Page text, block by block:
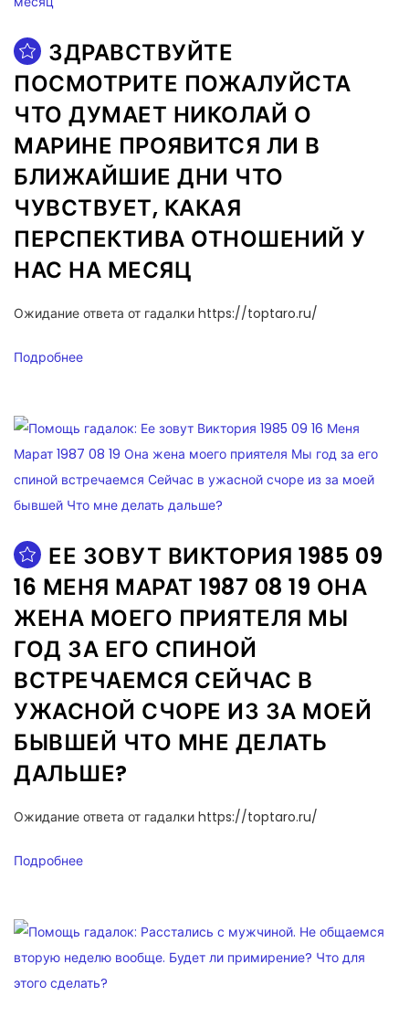
ЗДРАВСТВУЙТЕ
ПОСМОТРИТЕ ПОЖАЛУЙСТА
ЧТО ДУМАЕТ НИКОЛАЙ О
МАРИНЕ ПРОЯВИТСЯ ЛИ В
БЛИЖАЙШИЕ ДНИ ЧТО
ЧУВСТВУЕТ, КАКАЯ
ПЕРСПЕКТИВА ОТНОШЕНИЙ У
НАС НА МЕСЯЦ
Ожидание ответа от гадалки https://toptaro.ru/
Подробнее
ЕЕ ЗОВУТ ВИКТОРИЯ 1985 09
16 МЕНЯ МАРАТ 1987 08 19 ОНА
ЖЕНА МОЕГО ПРИЯТЕЛЯ МЫ
ГОД ЗА ЕГО СПИНОЙ
ВСТРЕЧАЕМСЯ СЕЙЧАС В
УЖАСНОЙ СЧОРЕ ИЗ ЗА МОЕЙ
БЫВШЕЙ ЧТО МНЕ ДЕЛАТЬ
ДАЛЬШЕ?
Ожидание ответа от гадалки https://toptaro.ru/
Подробнее